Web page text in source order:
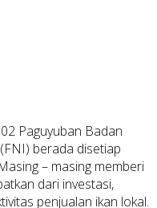
Paguyuban Badan
berada disetiap
– masing memberi
dari investasi,
penjualan ikan lokal.